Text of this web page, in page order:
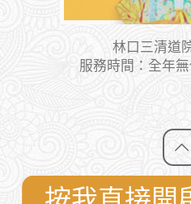
林口三清道
服務時間：全年